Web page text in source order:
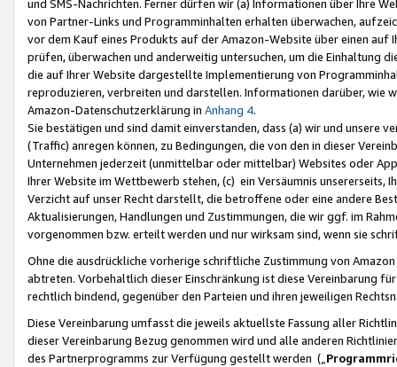
und SMS-Nachrichten. Ferner dürfen wir (a) Informationen über Ihre
von Partner-Links und Programminhalten erhalten überwachen,
vor dem Kauf eines Produkts auf der Amazon-Website über einen
prüfen, überwachen und anderweitig untersuchen, um die Einhaltung
die auf Ihrer Website dargestellte Implementierung von
reproduzieren, verbreiten und darstellen. Informationen darüber, wie
Amazon-Datenschutzerklärung in Anhang 4.
Sie bestätigen und sind damit einverstanden, dass (a) wir und
(Traffic) anregen können, zu Bedingungen, die von den in dieser
Unternehmen jederzeit (unmittelbar oder mittelbar) Websites oder
Ihrer Website im Wettbewerb stehen, (c) ein Versäumnis unsererseits,
Verzicht auf unser Recht darstellt, die betroffene oder eine andere
Aktualisierungen, Handlungen und Zustimmungen, die wir ggf. im
vorgenommen bzw. erteilt werden und nur wirksam sind, wenn sie
Ohne die ausdrückliche vorherige schriftliche Zustimmung von
abtreten. Vorbehaltlich dieser Einschränkung ist diese Vereinbarung
rechtlich bindend, gegenüber den Parteien und ihren jeweiligen
Diese Vereinbarung umfasst die jeweils aktuellste Fassung aller
dieser Vereinbarung Bezug genommen wird und alle anderen
des Partnerprogramms zur Verfügung gestellt werden („